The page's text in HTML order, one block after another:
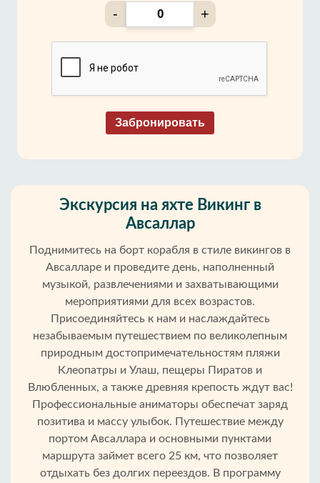
Авсаллар
- +
Забронировать
Экскурсия на яхте Викинг в
Авсаллар
Поднимитесь на борт корабля в стиле викингов в
Авсалларе и проведите день, наполненный
музыкой, развлечениями и захватывающими
мероприятиями для всех возрастов.
Присоединяйтесь к нам и наслаждайтесь
незабываемым путешествием по великолепным
природным достопримечательностям пляжи
Клеопатры и Улаш, пещеры Пиратов и
Влюбленных, а также древняя крепость ждут вас!
Профессиональные аниматоры обеспечат заряд
позитива и массу улыбок. Путешествие между
портом Авсаллара и основными пунктами
маршрута займет всего 25 км, что позволяет
отдыхать без долгих переездов. В программу